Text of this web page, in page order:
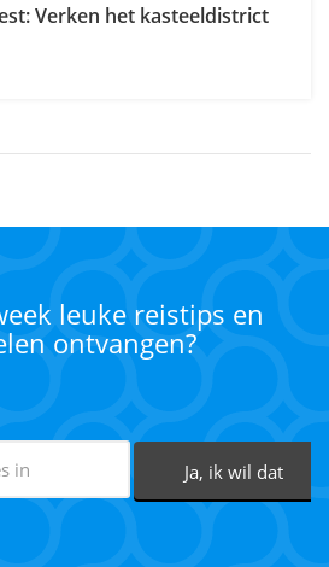
Verken het kasteeldistrict
leuke reistips en
ontvangen?